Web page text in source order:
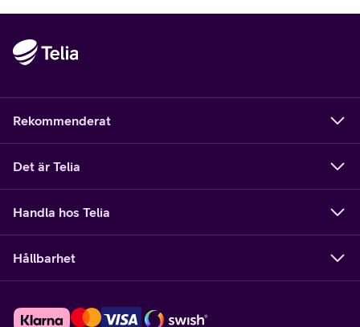
Rekommenderat
Det är Telia
Handla hos Telia
Hållbarhet